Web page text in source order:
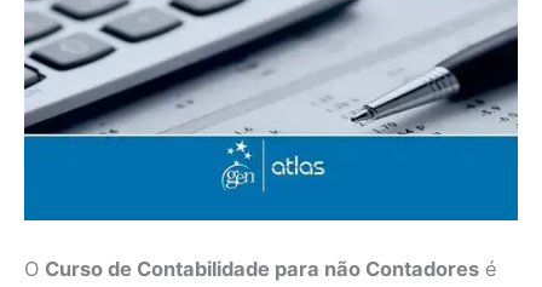
O Curso de Contabilidade para não Contadores é